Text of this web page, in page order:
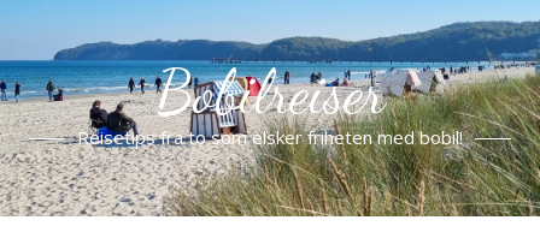
Bobilreiser
Reisetips fra to som elsker friheten med bobil!